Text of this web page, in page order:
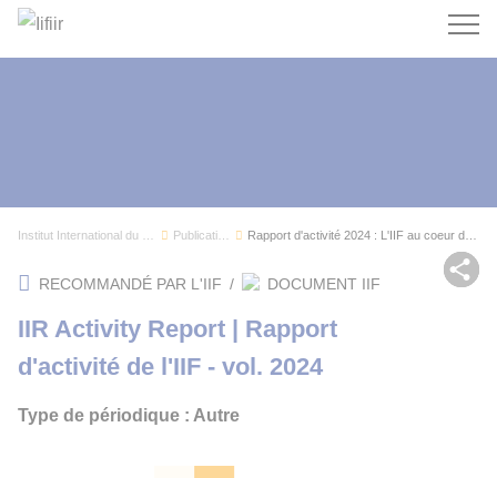
Publications
Rapport d'activité 2024 : L'IIF au coeur du dev...
RECOMMANDÉ PAR L'IIF / DOCUMENT IIF
IIR Activity Report | Rapport
d'activité de l'IIF - vol. 2024
Type de périodique : Autre